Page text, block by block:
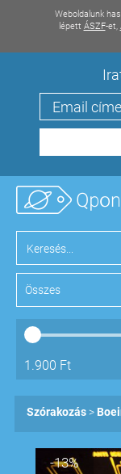
Weboldalunk
lépett ÁSZF-et,
Összes
1.900 Ft
Szórakozás
-13%